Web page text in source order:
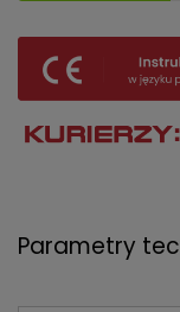
Parametry